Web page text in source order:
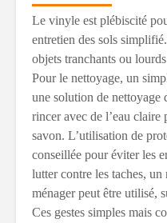
Le vinyle est plébiscité
entretien des sols
objets tranchants ou
Pour le nettoyage, un
une solution de nettoyage
rincer avec de l’eau claire
savon. L’utilisation de
conseillée pour éviter les
lutter contre les taches, un
ménager peut être utilisé,
Ces gestes simples mais